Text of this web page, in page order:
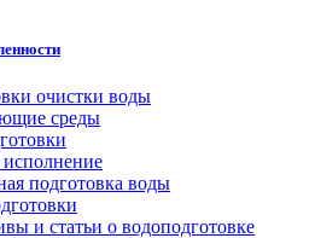
очистки воды
среды
подготовка воды
и статьи о водоподготовке